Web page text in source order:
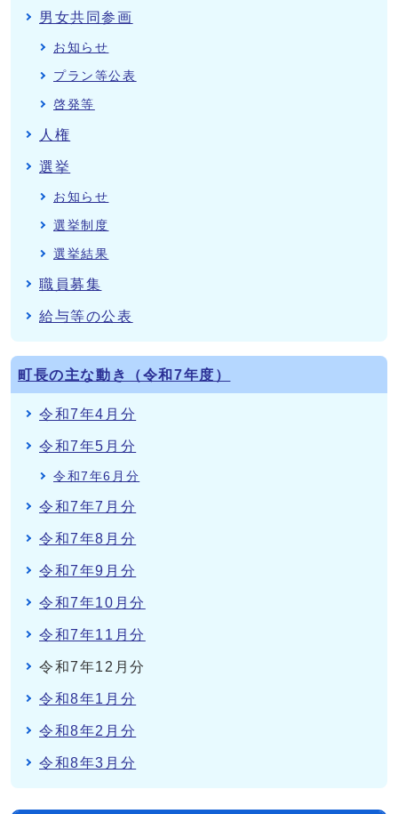
男女共同参画
お知らせ
プラン等公表
啓発等
人権
選挙
お知らせ
選挙制度
選挙結果
職員募集
給与等の公表
町長の主な動き（令和7年度）
令和7年4月分
令和7年5月分
令和7年6月分
令和7年7月分
令和7年8月分
令和7年9月分
令和7年10月分
令和7年11月分
令和7年12月分
令和8年1月分
令和8年2月分
令和8年3月分